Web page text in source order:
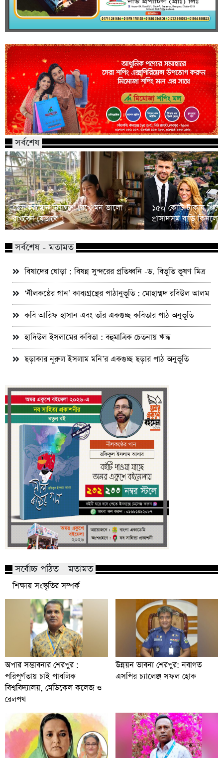
সর্বশেষ
স্ট্রেস হরমোন নিয়ন্ত্রণে রেখে মন ভালো
রাখবেন যেভাবে
১৫০ কোটি টাকায়
প্রাসাদসম বাড়ি
সর্বশেষ - মতামত
বিষাদের ঘোড়া : বিষন্ন সুন্দরের প্রতিধ্বনি -ড. বিভূতি ভূষণ মিত্র
‘নীলকন্ঠের গান’ কাব্যগ্রন্থের পাঠানুভূতি : মোহাম্মদ রবিউল আলম
কবি আরিফ হাসান এবং তাঁর একগুচ্ছ কবিতার পাঠ অনুভূতি
হাদিউল ইসলামের কবিতা : বহুমাত্রিক চেতনায় ঋদ্ধ
ছড়াকার নূরুল ইসলাম মনি’র একগুচ্ছ ছড়ার পাঠ অনুভূতি
সর্বোচ্চ পঠিত - মতামত
শিক্ষায় সংস্কৃতির সম্পর্ক
অপার সম্ভাবনার শেরপুর :
পরিপূর্ণতায় চাই পাবলিক
বিশ্ববিদ্যালয়, মেডিকেল কলেজ ও
রেলপথ
উন্নয়ন ভাবনা শেরপুর: নবাগত
এসপির চ্যালেঞ্জ সফল হোক